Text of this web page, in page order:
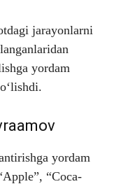
jarayonlarni
yordam
yordam
“Coca-